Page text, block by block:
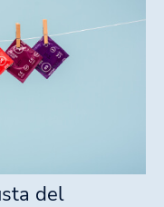
del